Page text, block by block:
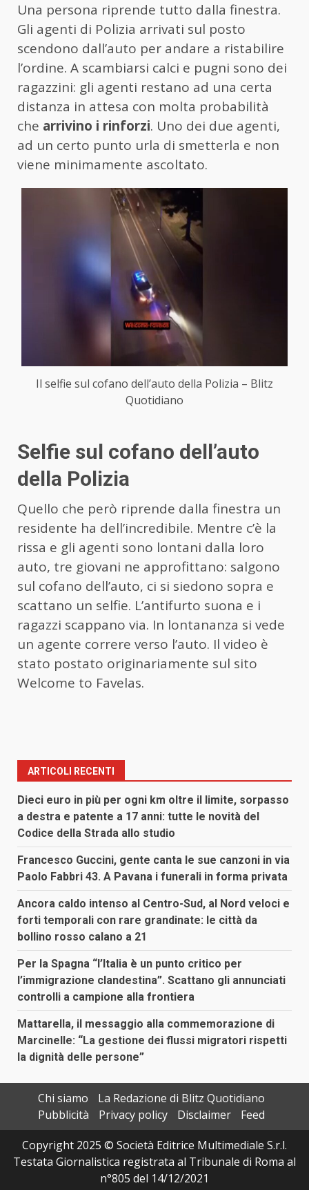
Una persona riprende tutto dalla finestra.
Gli agenti di Polizia arrivati sul posto
scendono dall’auto per andare a ristabilire
l’ordine. A scambiarsi calci e pugni sono dei
ragazzini: gli agenti restano ad una certa
distanza in attesa con molta probabilità
che arrivino i rinforzi. Uno dei due agenti,
ad un certo punto urla di smetterla e non
viene minimamente ascoltato.
Il selfie sul cofano dell’auto della Polizia – Blitz
Quotidiano
Selfie sul cofano dell’auto
della Polizia
Quello che però riprende dalla finestra un
residente ha dell’incredibile. Mentre c’è la
rissa e gli agenti sono lontani dalla loro
auto, tre giovani ne approfittano: salgono
sul cofano dell’auto, ci si siedono sopra e
scattano un selfie. L’antifurto suona e i
ragazzi scappano via. In lontananza si vede
un agente correre verso l’auto. Il video è
stato postato originariamente sul sito
Welcome to Favelas.
ARTICOLI RECENTI
Dieci euro in più per ogni km oltre il limite, sorpasso
a destra e patente a 17 anni: tutte le novità del
Codice della Strada allo studio
Francesco Guccini, gente canta le sue canzoni in via
Paolo Fabbri 43. A Pavana i funerali in forma privata
Ancora caldo intenso al Centro-Sud, al Nord veloci e
forti temporali con rare grandinate: le città da
bollino rosso calano a 21
Per la Spagna “l’Italia è un punto critico per
l’immigrazione clandestina”. Scattano gli annunciati
controlli a campione alla frontiera
Mattarella, il messaggio alla commemorazione di
Marcinelle: “La gestione dei flussi migratori rispetti
la dignità delle persone”
Chi siamo
La Redazione di Blitz Quotidiano
Pubblicità
Privacy policy Disclaimer
Feed
Copyright 2025 © Società Editrice Multimediale S.r.l.
Testata Giornalistica registrata al Tribunale di Roma al
n°805 del 14/12/2021